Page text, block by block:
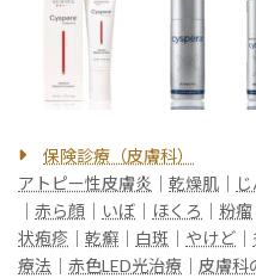
保険診療（皮膚科）
アトピー性皮膚炎
乾燥肌
赤ら顔 いぼ ほくろ 粉瘤
状疱疹
乾癬 白斑 やけど
療法
赤色LED光治療 皮膚科